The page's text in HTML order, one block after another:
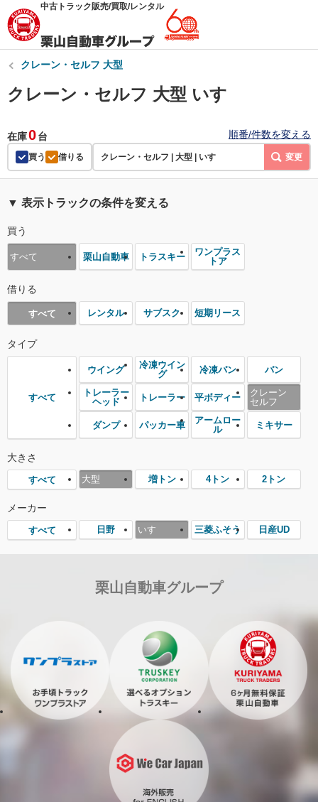
中古トラック販売/買取/レンタル
クレーン・セルフ 大型
クレーン・セルフ 大型 いすゞ
在庫0台 順番/件数を変える
買う 借りる クレーン・セルフ | 大型 | いすゞ 変更
▼ 表示トラックの条件を変える
買う
すべて 栗山自動車 トラスキー
ワンプラス
トア
借りる
すべて レンタル サブスク 短期リース
タイプ
すべて
ウイング
冷凍ウイン
グ
冷凍バン バン
トレーラー
ヘッド
トレーラー 平ボディー
クレーン
セルフ
ダンプ パッカー車
アームロー
ル
ミキサー
大きさ
すべて 大型 増トン 4トン 2トン
メーカー
すべて 日野 いすゞ 三菱ふそう 日産UD
栗山自動車グループ